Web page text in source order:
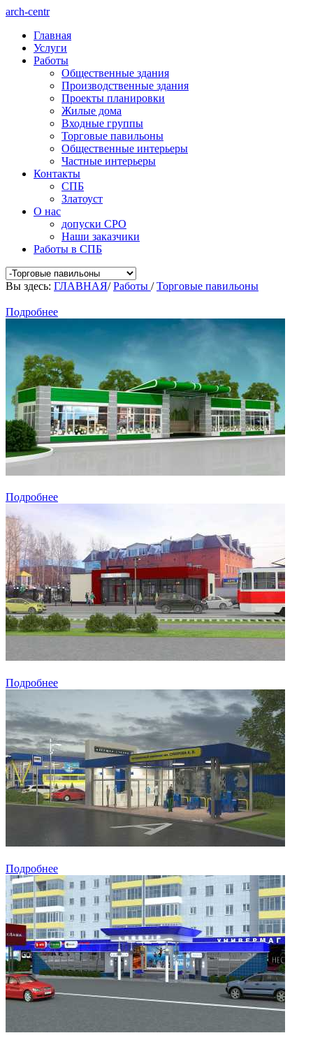
arch-centr
Главная
Услуги
Работы
Общественные здания
Производственные здания
Проекты планировки
Жилые дома
Входные группы
Торговые павильоны
Общественные интерьеры
Частные интерьеры
Контакты
СПБ
Златоуст
О нас
допуски СРО
Наши заказчики
Работы в СПБ
Вы здесь: ГЛАВНАЯ/Работы /Торговые павильоны
Подробнее
Подробнее
Подробнее
Подробнее